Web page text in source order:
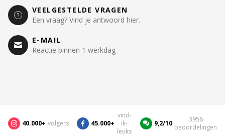
VEELGESTELDE VRAGEN
Een vraag? Vind je antwoord hier.
E-MAIL
Reactie binnen 1 werkdag
40.000+ volgers 45.000+
vind-
ik-
leuks
9,2/10
3956
beoordelingen